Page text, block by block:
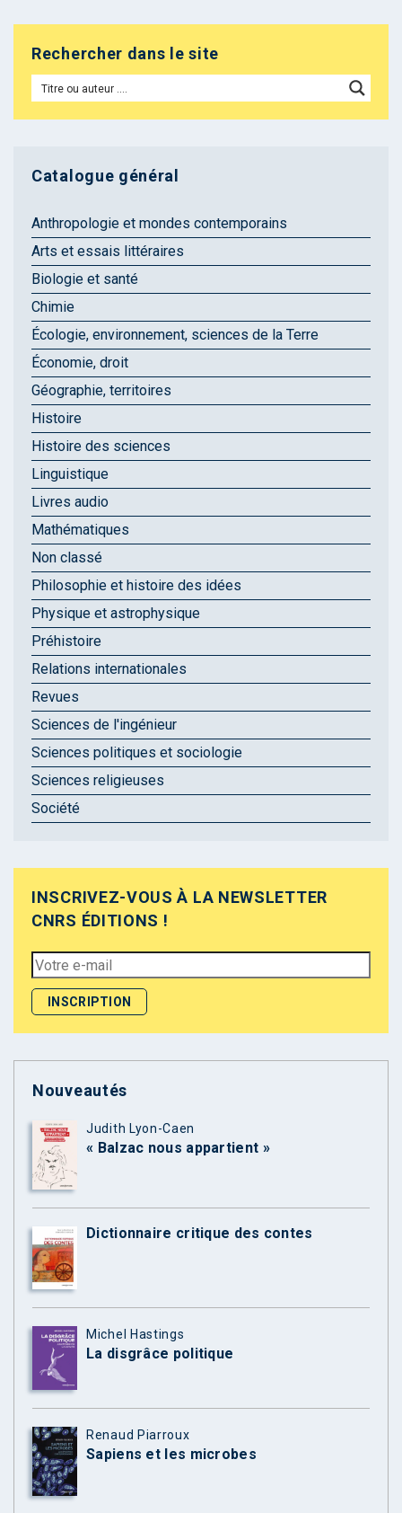
Rechercher dans le site
Catalogue général
Anthropologie et mondes contemporains
Arts et essais littéraires
Biologie et santé
Chimie
Écologie, environnement, sciences de la Terre
Économie, droit
Géographie, territoires
Histoire
Histoire des sciences
Linguistique
Livres audio
Mathématiques
Non classé
Philosophie et histoire des idées
Physique et astrophysique
Préhistoire
Relations internationales
Revues
Sciences de l'ingénieur
Sciences politiques et sociologie
Sciences religieuses
Société
INSCRIVEZ-VOUS À LA NEWSLETTER
CNRS ÉDITIONS !
Nouveautés
Judith Lyon-Caen
« Balzac nous appartient »
Dictionnaire critique des contes
Michel Hastings
La disgrâce politique
Renaud Piarroux
Sapiens et les microbes